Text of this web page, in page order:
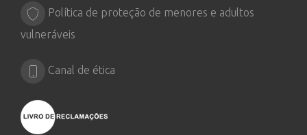
Política de proteção de menores e adultos
vulneráveis
Canal de ética